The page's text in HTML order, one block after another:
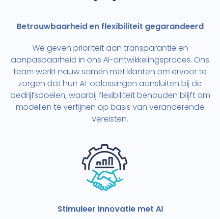
Betrouwbaarheid en flexibiliteit gegarandeerd
We geven prioriteit aan transparantie en
aanpasbaarheid in ons AI-ontwikkelingsproces. Ons
team werkt nauw samen met klanten om ervoor te
zorgen dat hun AI-oplossingen aansluiten bij de
bedrijfsdoelen, waarbij flexibiliteit behouden blijft om
modellen te verfijnen op basis van veranderende
vereisten.
Stimuleer innovatie met AI